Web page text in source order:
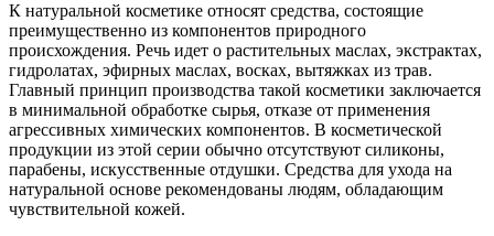
К натуральной косметике относят средства, состоящие
преимущественно из компонентов природного
происхождения. Речь идет о растительных маслах, экстрактах,
гидролатах, эфирных маслах, восках, вытяжках из трав.
Главный принцип производства такой косметики заключается
в минимальной обработке сырья, отказе от применения
агрессивных химических компонентов. В косметической
продукции из этой серии обычно отсутствуют силиконы,
парабены, искусственные отдушки. Средства для ухода на
натуральной основе рекомендованы людям, обладающим
чувствительной кожей.